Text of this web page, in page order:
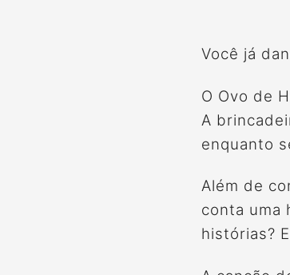
Você já
O Ovo de
A
enquanto
Além de
conta uma
histórias?